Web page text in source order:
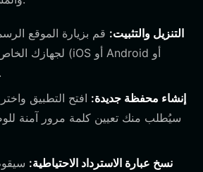
التنزيل والتثبيت: قم بزيارة الموقع
إنشاء محفظة جديدة: افتح التطبيق
سيُطلب منك تعيين كلمة مرور آمنة
نسخ عبارة الاسترداد الاحتياطية: